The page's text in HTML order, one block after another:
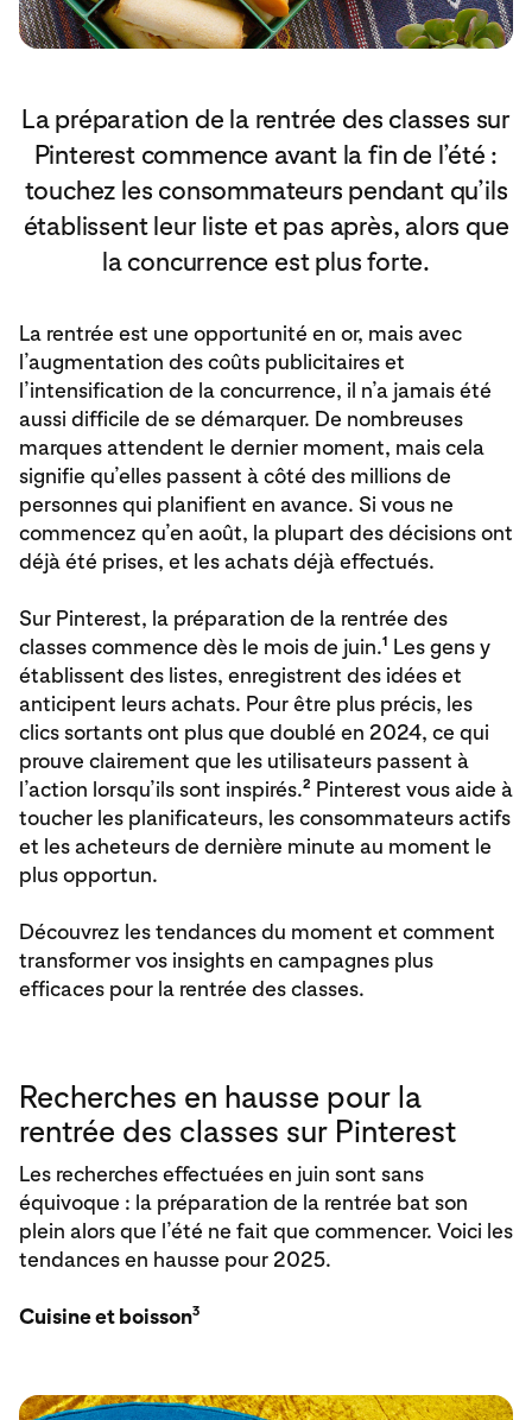
La préparation de la rentrée des classes sur
Pinterest commence avant la fin de l’été :
touchez les consommateurs pendant qu’ils
établissent leur liste et pas après, alors que
la concurrence est plus forte.
La rentrée est une opportunité en or, mais avec
l’augmentation des coûts publicitaires et
l’intensification de la concurrence, il n’a jamais été
aussi difficile de se démarquer. De nombreuses
marques attendent le dernier moment, mais cela
signifie qu’elles passent à côté des millions de
personnes qui planifient en avance. Si vous ne
commencez qu’en août, la plupart des décisions ont
déjà été prises, et les achats déjà effectués.
Sur Pinterest, la préparation de la rentrée des
classes commence dès le mois de juin.1 Les gens y
établissent des listes, enregistrent des idées et
anticipent leurs achats. Pour être plus précis, les
clics sortants ont plus que doublé en 2024, ce qui
prouve clairement que les utilisateurs passent à
l’action lorsqu’ils sont inspirés.2 Pinterest vous aide à
toucher les planificateurs, les consommateurs actifs
et les acheteurs de dernière minute au moment le
plus opportun.
Découvrez les tendances du moment et comment
transformer vos insights en campagnes plus
efficaces pour la rentrée des classes.
Recherches en hausse pour la
rentrée des classes sur Pinterest
Les recherches effectuées en juin sont sans
équivoque : la préparation de la rentrée bat son
plein alors que l’été ne fait que commencer. Voici les
tendances en hausse pour 2025.
Cuisine et boisson3